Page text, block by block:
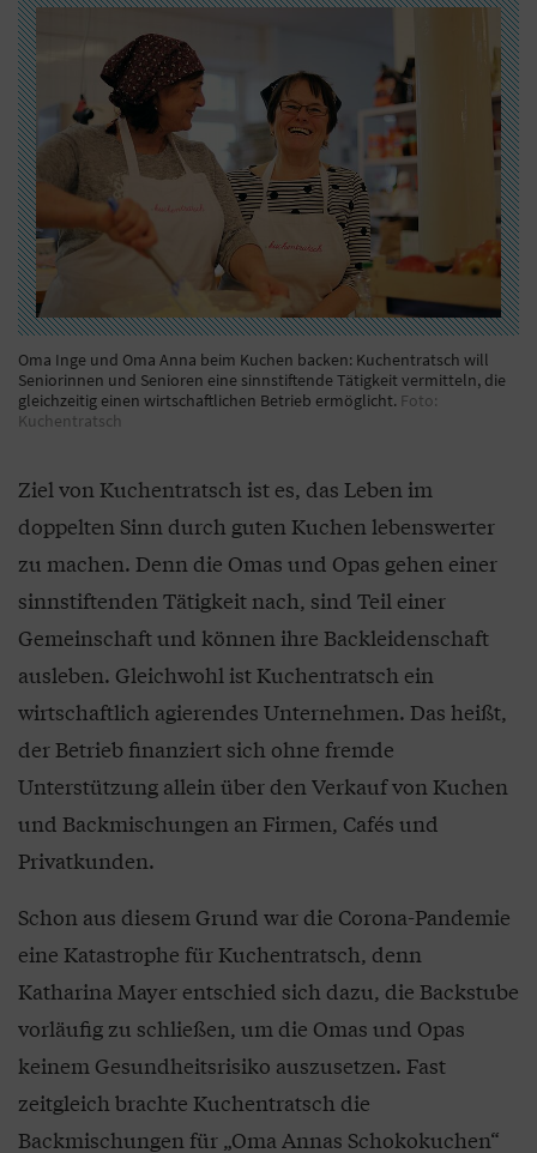
Oma Inge und Oma Anna beim Kuchen backen: Kuchentratsch will
Seniorinnen und Senioren eine sinnstiftende Tätigkeit vermitteln, die
gleichzeitig einen wirtschaftlichen Betrieb ermöglicht. Foto:
Kuchentratsch
Ziel von Kuchentratsch ist es, das Leben im
doppelten Sinn durch guten Kuchen lebenswerter
zu machen. Denn die Omas und Opas gehen einer
sinnstiftenden Tätigkeit nach, sind Teil einer
Gemeinschaft und können ihre Backleidenschaft
ausleben. Gleichwohl ist Kuchentratsch ein
wirtschaftlich agierendes Unternehmen. Das heißt,
der Betrieb finanziert sich ohne fremde
Unterstützung allein über den Verkauf von Kuchen
und Backmischungen an Firmen, Cafés und
Privatkunden.
Schon aus diesem Grund war die Corona-Pandemie
eine Katastrophe für Kuchentratsch, denn
Katharina Mayer entschied sich dazu, die Backstube
vorläufig zu schließen, um die Omas und Opas
keinem Gesundheitsrisiko auszusetzen. Fast
zeitgleich brachte Kuchentratsch die
Backmischungen für „Oma Annas Schokokuchen“